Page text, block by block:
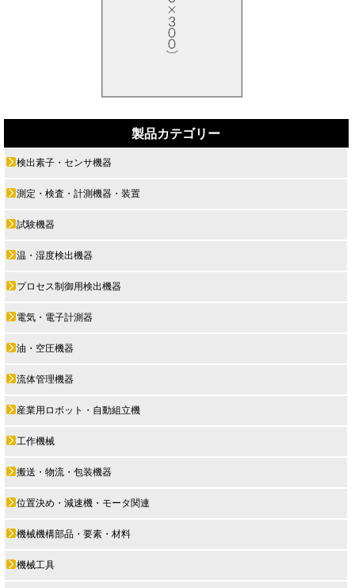
製品カテゴリー
検出素子・センサ機器
測定・検査・計測機器・装置
試験機器
温・湿度検出機器
プロセス制御用検出機器
電気・電子計測器
油・空圧機器
流体管理機器
産業用ロボット・自動組立機
工作機械
搬送・物流・包装機器
位置決め・減速機・モータ関連
機械機構部品・要素・材料
機械工具